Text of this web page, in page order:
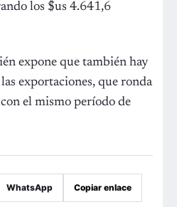
los $us 4.641,6
expone que también hay
exportaciones, que ronda
el mismo período de
WhatsApp Copiar enlace